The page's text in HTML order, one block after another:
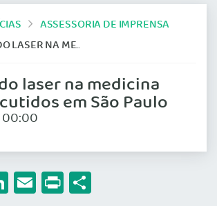
ASSESSORIA DE IMPRENSA
SERÃO DISCUTIDOS EM SÃO PAULO
laser na medicina
em São Paulo
00:00
LinkedIn
Email
Print